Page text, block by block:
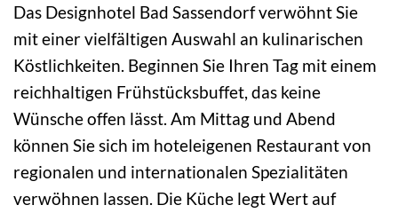
Das Designhotel Bad Sassendorf verwöhnt Sie
mit einer vielfältigen Auswahl an kulinarischen
Köstlichkeiten. Beginnen Sie Ihren Tag mit einem
reichhaltigen Frühstücksbuffet, das keine
Wünsche offen lässt. Am Mittag und Abend
können Sie sich im hoteleigenen Restaurant von
regionalen und internationalen Spezialitäten
verwöhnen lassen. Die Küche legt Wert auf